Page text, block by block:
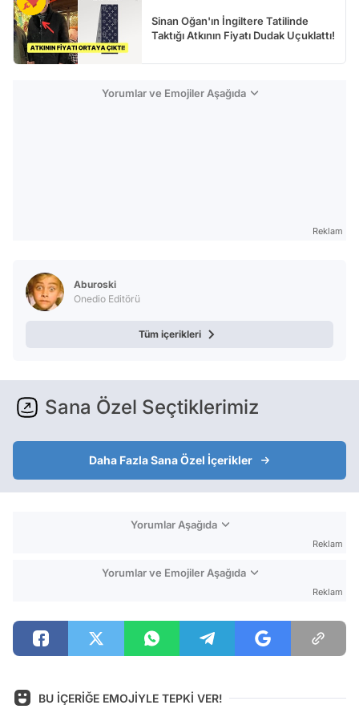
Sinan Oğan'ın İngiltere Tatilinde
Taktığı Atkının Fiyatı Dudak Uçuklattı!
Yorumlar ve Emojiler Aşağıda
Reklam
Aburoski
Onedio Editörü
Tüm içerikleri
Sana Özel Seçtiklerimiz
Daha Fazla Sana Özel İçerikler
Yorumlar Aşağıda
Reklam
Yorumlar ve Emojiler Aşağıda
Reklam
BU İÇERİĞE EMOJİYLE TEPKİ VER!